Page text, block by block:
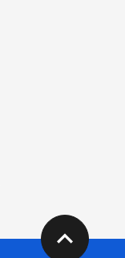
expand_less